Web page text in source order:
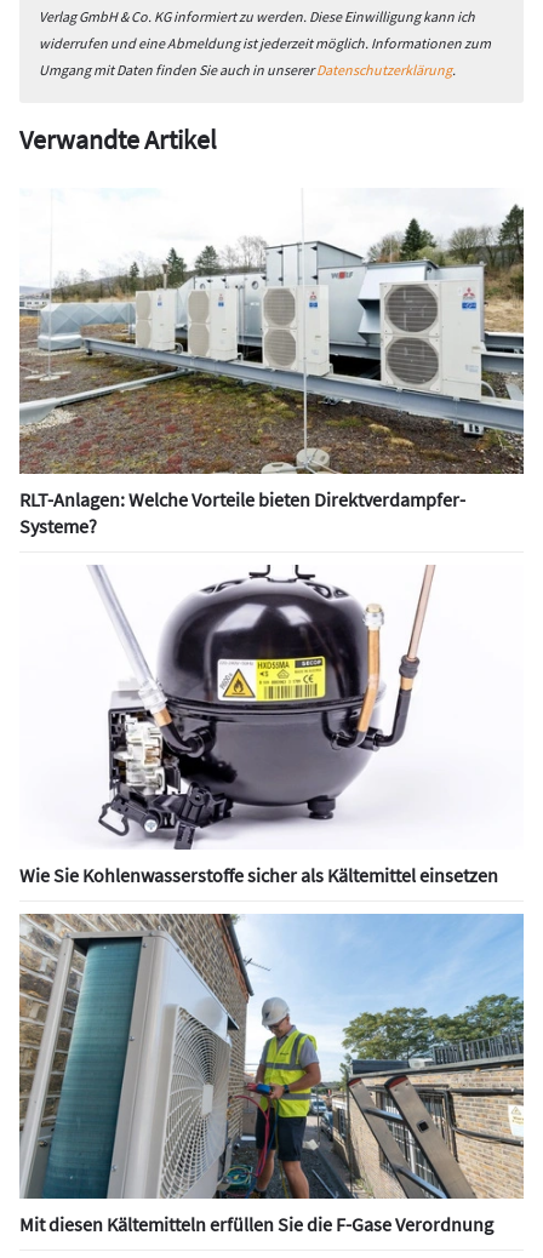
Verlag GmbH & Co. KG informiert zu werden. Diese Einwilligung kann ich
widerrufen und eine Abmeldung ist jederzeit möglich. Informationen zum
Umgang mit Daten finden Sie auch in unsererDatenschutzerklärung.
Verwandte Artikel
RLT-Anlagen: Welche Vorteile bieten Direktverdampfer-
Systeme?
Wie Sie Kohlenwasserstoffe sicher als Kältemittel einsetzen
Mit diesen Kältemitteln erfüllen Sie die F-Gase Verordnung